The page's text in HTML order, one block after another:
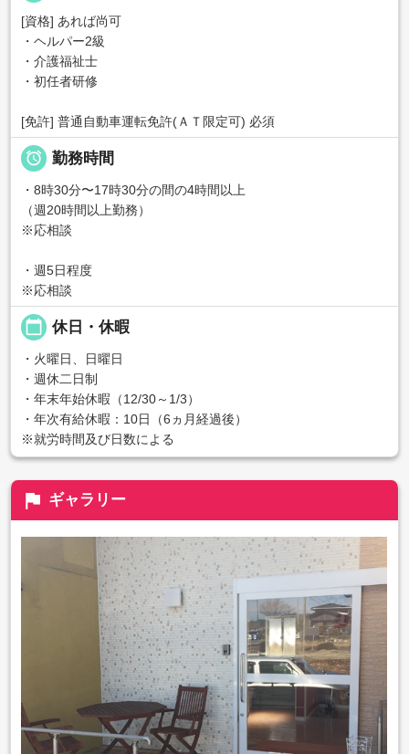
[資格] あれば尚可
・ヘルパー2級
・介護福祉士
・初任者研修
[免許] 普通自動車運転免許(ＡＴ限定可) 必須
 勤務時間
・8時30分〜17時30分の間の4時間以上
（週20時間以上勤務）
※応相談
・週5日程度
※応相談
calendar_today 休日・休暇
・火曜日、日曜日
・週休二日制
・年末年始休暇（12/30～1/3）
・年次有給休暇：10日（6ヵ月経過後）
※就労時間及び日数による
flag ギャラリー